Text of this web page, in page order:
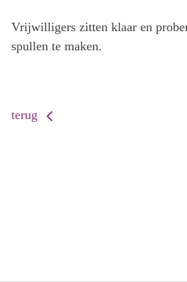
Vrijwilligers zitten klaar en
spullen te maken.
terug